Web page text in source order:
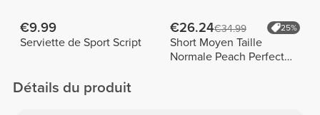
€9.99
Serviette de Sport Script
€26.24€34.99 25%
Short Moyen Taille
Normale Peach Perfect
Détails du produit